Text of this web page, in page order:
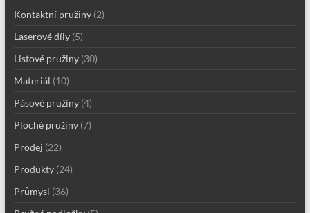
Kontaktní pružiny(2)
Laserové díly(5)
Listové pružiny(30)
Materiál (10)
Pásové pružiny(4)
Ploché pružiny(7)
Prodej (22)
Produkty(24)
Průmysl (36)